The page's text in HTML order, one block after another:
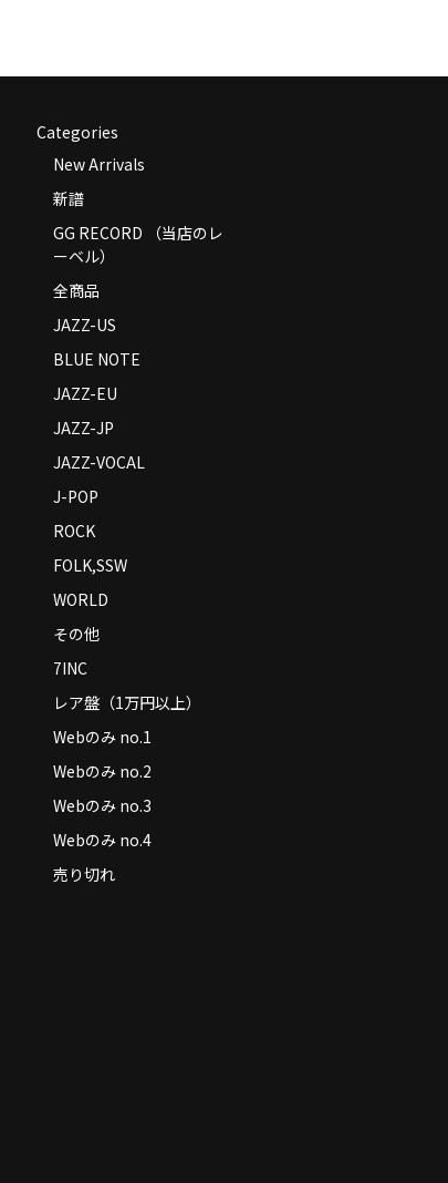
Categories
New Arrivals
新譜
GG RECORD （当店のレ
ーベル）
全商品
JAZZ-US
BLUE NOTE
JAZZ-EU
JAZZ-JP
JAZZ-VOCAL
J-POP
ROCK
FOLK,SSW
WORLD
その他
7INC
レア盤（1万円以上）
Webのみ no.1
Webのみ no.2
Webのみ no.3
Webのみ no.4
売り切れ